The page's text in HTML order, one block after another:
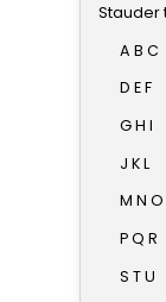
Stauder
A B C
D E F
G H I
J K L
M N O
P Q R
S T U